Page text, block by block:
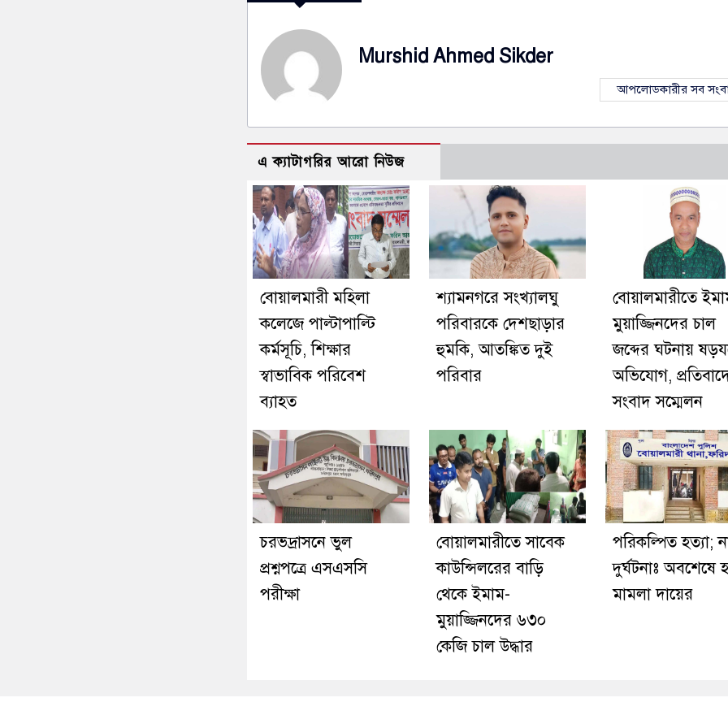
Murshid Ahmed Sikder
আপলোডকারীর সব
এ ক্যাটাগরির আরো নিউজ
বোয়ালমারী মহিলা
কলেজে পাল্টাপাল্টি
কর্মসূচি, শিক্ষার
স্বাভাবিক পরিবেশ
ব্যাহত
শ্যামনগরে সংখ্যালঘু
পরিবারকে দেশছাড়ার
হুমকি, আতঙ্কিত দুই
পরিবার
বোয়ালমারীতে
মুয়াজ্জিনদের চাল
জব্দের ঘটনায়
অভিযোগ,
সংবাদ সম্মেলন
চরভদ্রাসনে ভুল
প্রশ্নপত্রে এসএসসি
পরীক্ষা
বোয়ালমারীতে সাবেক
কাউন্সিলরের বাড়ি
থেকে ইমাম-
মুয়াজ্জিনদের ৬৩০
কেজি চাল উদ্ধার
পরিকল্পিত হত্যা;
দুর্ঘটনাঃ অবশেষে
মামলা দায়ের